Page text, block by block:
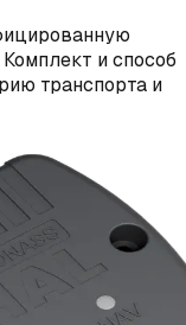
и способ
транспорта и